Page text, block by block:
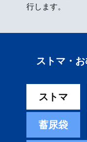
行します。
ストマ・
ストマ
蓄尿袋